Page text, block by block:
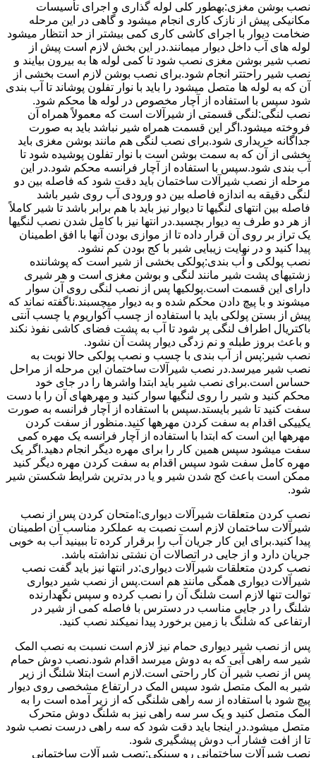
نصب بوشن مغزی:بهطور کلی لوله گذاری و اجرای تأسیسات
مکانیکی پیش از نازک کاری انجام میشود و گاهی در این مرحله
ضخامت دیوار با اجرای کاشی کاری کمی بیشتر از حد انتظار میشود
لوله های آب داخل دیوار میمانند.در این بخش لازم است پیش از
نصب شیر بوشن مغزی نصب شود تا کمی لوله ها به بیرون بیایند و
نصب شیر راحتتر انجام شود.برای نصب بوشن لازم است بخشی از
آن که به لوله ها متصل میشود را باید با نوار تفلون پوشاند تا آب بندی
شود سپس با استفاده از آچار مخصوص در لوله ها محکم شود.
نصب لنگی:لنگی قسمتی از شیرآلات است که معمولاً همراه آن
فروخته میشود.اگر این قسمت همراه شیر نباشد باید به صورت
جداگانه خریداری شود.برای نصب لنگی هم مانند بوشن مغزی باید
بخشی از آن که به سمت بوشن است با نوار تفلون پوشیده شود تا
آب بندی شود.سپس با استفاده از آچار فرانسه محکم شود.در این
مرحله از نصب شیرآلات ساختمان باید دقت شود که فاصله بین دو
لنگی دقیقه به اندازه فاصله بین دو ورودی آب روی شیر باشد
فاصله بین انتهای لنگیها تا دیوار نیز باید با هم برابر باشد تا شیر کاملاً
از هر دو طرف به دیوار بچسبد.در انتها نیز با کامل شدن نصب لنگیها
یک تراز بر روی آن قرار داده تا از موازی بودن آنها با افق اطمینان
پیدا کنید و در نهایت زیبایی شیر با کج بودن کم نشود.
نصب پولکی و آب بندی:پولکی بخشی از شیر است که پوشاننده
زشتیهای پشت شیر مانند لنگی و بوشن مغزی است و هر شیری
دارای این قسمت است.پولکیها پس از نصب لنگی روی آن سوار
میشوند و با پیچ دادن محکم شده و به دیوار میچسبند.ناگفته نماند که
پیش از بستن پولکی باید با استفاده از چسب آکواریوم یا چسب آنتی
باکتریال اطراف لنگی پر شود تا آب به پشت فضای کاشی نفوذ نکند
و باعث بروز طبله و نم زدگی دیوار پشت آن نشود.
نصب شیر:پس از آب بندی با چسب و نصب پولکی حالا نوبت به
نصب شیر میرسد.در نصب شیرآلات ساختمان این مرحله از مراحل
حساس است.برای نصب شیر باید ابتدا واشرها را در جای خود
محکم کنید و شیر را روی لنگیها سوار کنید و مهرههای آن را با دست
سفت کنید تا شیر بایستد.سپس با استفاده از آچار فرانسه به صورت
یکییکی اقدام به سفت کردن مهرهها کنید.منظور از سفت کردن
مهرهها این است که ابتدا با استفاده از آچار فرانسه یک مهره کمی
سفت میشود سپس همین کار را برای مهره دیگر انجام دهید.اگر یک
مهره کامل سفت شود سپس اقدام به سفت کردن مهره دیگر کنید
ممکن است باعث کج شدن شیر و یا در بدترین شرایط شکستن شیر
شود.
نصب کردن متعلقات شیرآلات دیواری:امتحان کردن پس از نصب
شیرآلات ساختمان لازم است نصبت به عملکرد مناسب آن اطمینان
پیدا کنید.برای این کار جریان آب را برقرار کرده تا ببینید آب به خوبی
جریان دارد و از جایی در اتصالات آن نشتی نداشته باشد.
نصب کردن متعلقات شیرآلات دیواری:در انتها نیز باید گفت نصب
شیرآلات دیواری همگی مانند هم است.پس از نصب شیر دیواری
توالت تنها لازم است شلنگ آن را نصب کرده و سپس نگهدارنده
شلنگ را در جایی مناسب در دسترس با فاصله کمی از شیر در
ارتفاعی که شلنگ با زمین برخورد پیدا نمیکند نصب کنید.
پس از نصب شیر دیواری حمام نیز لازم است نسبت به نصب المک
شیر سه راهی آبی که به دوش میرسد اقدام شود.نصب دوش حمام
پس از نصب شیر آن کار راحتی است.لازم است ابتلا شلنگ از زیر
شیر به المک متصل شود سپس المک در ارتفاع مشخصی روی دیوار
پیچ شود با استفاده از سه راهی شلنگی که از زیر آمده است را به
المک متصل کنید و یک سر سه راهی نیز به شلنگ دوش متحرک
متصل میشود.در اینجا باید دقت شود که سه راهی درست نصب شود
تا از افت فشار آب دوش پیشگیری شود.
نصب شیرآلات ساختمانی رو سینکی:نصب شیرآلات ساختمانی